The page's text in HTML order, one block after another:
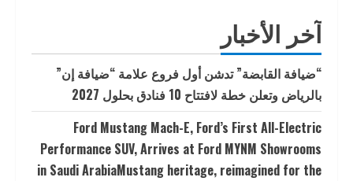
آخر الأخبار
“ضيافة القابضة” تدشن أول فروع علامة “ضيافة إن”
بالرياض وتعلن خطة لافتتاح 10 فنادق بحلول 2027
Ford Mustang Mach-E, Ford’s First All-Electric
Performance SUV, Arrives at Ford MYNM Showrooms
in Saudi ArabiaMustang heritage, reimagined for the